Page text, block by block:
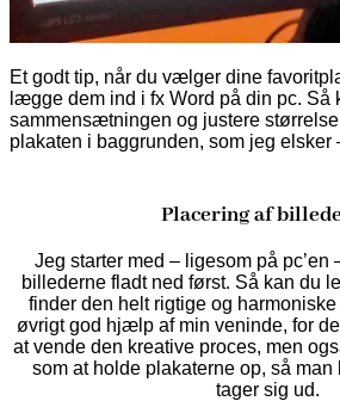
Et godt tip, når du vælger dine
lægge dem ind i fx Word på din pc. Så
sammensætningen og justere
plakaten i baggrunden, som jeg elsker
Placering af
Jeg starter med – ligesom på
billederne fladt ned først. Så kan du
finder den helt rigtige og
øvrigt god hjælp af min veninde, for
at vende den kreative proces, men
som at holde plakaterne op, så man
tager sig ud.